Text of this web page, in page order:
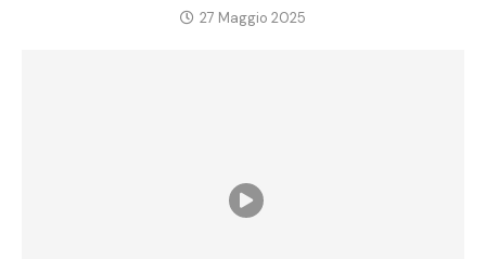
27 Maggio 2025